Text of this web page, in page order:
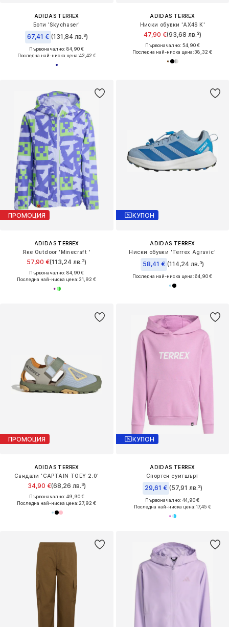
ADIDAS TERREX
Боти 'Skychaser'
67,41 € (131,84 лв.³)
Първоначално: 84,90 €
Последна най-ниска цена:42,42 €
ADIDAS TERREX
Ниски обувки 'AX4S K'
47,90 €(93,68 лв.³)
Първоначално: 54,90 €
Последна най-ниска цена:38,32 €
ПРОМОЦИЯ
ADIDAS TERREX
Яке Outdoor 'Minecraft '
57,90 €(113,24 лв.³)
Първоначално: 84,90 €
Последна най-ниска цена:31,92 €
КУПОН
ADIDAS TERREX
Ниски обувки 'Terrex Agravic'
58,41 € (114,24 лв.³)
Последна най-ниска цена:64,90 €
ПРОМОЦИЯ
ADIDAS TERREX
Сандали 'CAPTAIN TOEY 2.0'
34,90 €(68,26 лв.³)
Първоначално: 49,90 €
Последна най-ниска цена:27,92 €
КУПОН
ADIDAS TERREX
Спортен суитшърт
29,61 € (57,91 лв.³)
Първоначално: 44,90 €
Последна най-ниска цена:17,45 €